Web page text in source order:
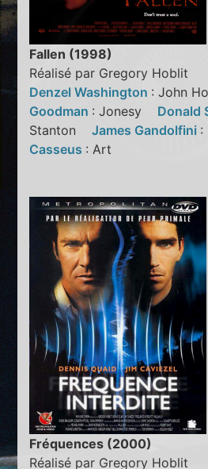
Fallen (1998)
Réalisé par Gregory Hoblit
Denzel Washington : John
Goodman : Jonesy Donald
StantonJames Gandolfini :
Casseus : Art
Fréquences (2000)
Réalisé par Gregory Hoblit